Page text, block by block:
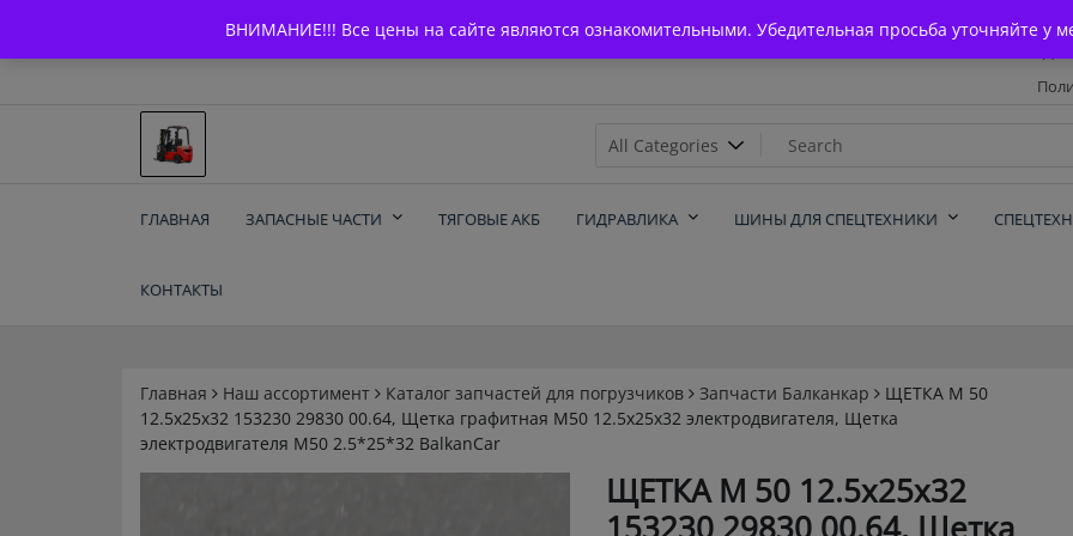
ВНИМАНИЕ!!! Все цены на сайте являются ознакомительными. Убедительная просьба уточняйте у
content
Запчасти для вилочых
ГЛАВНАЯ ЗАПАСНЫЕ ЧАСТИ ТЯГОВЫЕ АКБ ГИДРАВЛИКА ШИНЫ ДЛЯ СПЕЦТЕХНИКИ
КОНТАКТЫ
Главная Наш ассортимент Каталог запчастей для погрузчиков Запчасти Балканкар
ЩЕТКА М 50
12.5x25x32 153230 29830 00.64, Щетка графитная М50 12.5x25x32 электродвигателя, Щетка
электродвигателя М50 2.5*25*32 BalkanCar
ЩЕТКА М 50 12.5x25x32